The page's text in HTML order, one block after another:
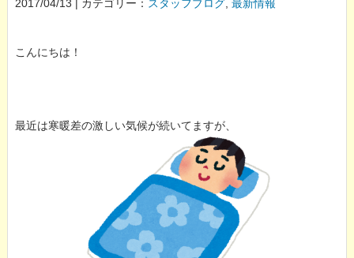
2017/04/13 | カテゴリー： スタッフブログ, 最新情報
こんにちは！
最近は寒暖差の激しい気候が続いてますが、